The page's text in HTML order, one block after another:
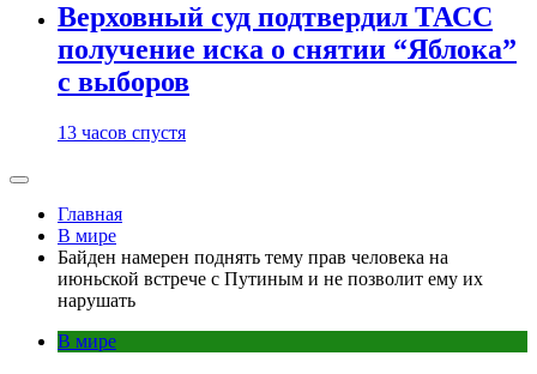
Верховный суд подтвердил ТАСС
получение иска о снятии “Яблока”
с выборов
13 часов спустя
Главная
В мире
Байден намерен поднять тему прав человека на
июньской встрече с Путиным и не позволит ему их
нарушать
В мире